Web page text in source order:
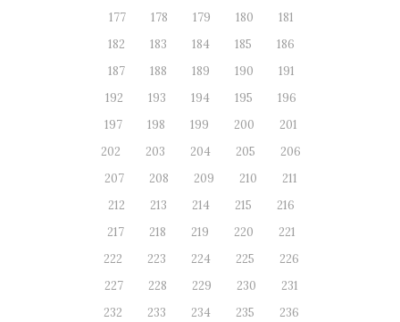
177
178 179 180
181
182
183 184 185
186
187
188 189 190
191
192
193 194 195
196
197
198 199 200
201
202
203 204 205
206
207
208 209 210
211
212
213 214 215
216
217
218 219 220
221
222
223 224 225
226
227
228 229 230
231
232
233 234 235
236